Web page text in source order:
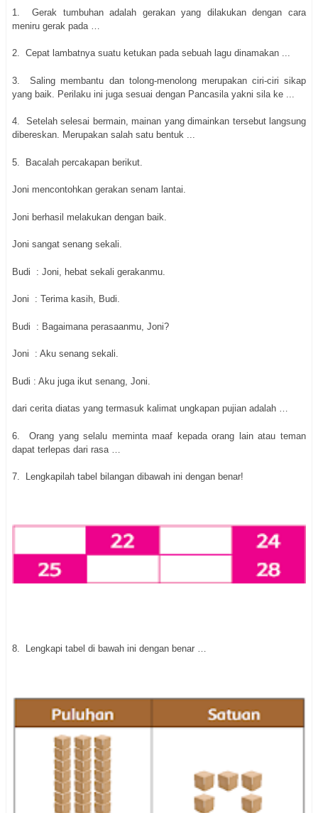
1.
Gerak tumbuhan adalah gerakan yang dilakukan dengan cara
meniru gerak pada …
2. Cepat lambatnya suatu ketukan pada sebuah lagu dinamakan ...
3.
Saling membantu dan tolong-menolong merupakan ciri-ciri sikap
yang baik. Perilaku ini juga sesuai dengan Pancasila yakni sila ke ...
4.
Setelah selesai bermain, mainan yang dimainkan tersebut langsung
dibereskan. Merupakan salah satu bentuk ...
5. Bacalah percakapan berikut.
Joni mencontohkan gerakan senam lantai.
Joni berhasil melakukan dengan baik.
Joni sangat senang sekali.
Budi : Joni, hebat sekali gerakanmu.
Joni : Terima kasih, Budi.
Budi : Bagaimana perasaanmu, Joni?
Joni : Aku senang sekali.
Budi : Aku juga ikut senang, Joni.
dari cerita diatas yang termasuk kalimat ungkapan pujian adalah …
6.
Orang yang selalu meminta maaf kepada orang lain atau teman
dapat terlepas dari rasa …
7. Lengkapilah tabel bilangan dibawah ini dengan benar!
8. Lengkapi tabel di bawah ini dengan benar …